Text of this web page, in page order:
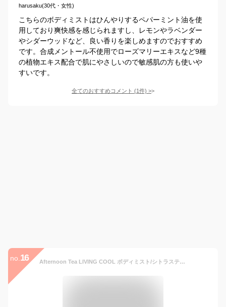
harusaku(30代・女性)
こちらのボディミストはひんやりするペパーミント油を使
用しており爽快感を感じられますし、レモンやラベンダー
やシダーウッドなど、良い香りを楽しめますのでおすすめ
です。合成メントール不使用でローズマリーエキスなど9種
の植物エキス配合で肌にやさしいので敏感肌の方も使いや
すいです。
全てのおすすめコメント (1件) >
no. 16 Afternoon Tea LIVING COOL ボディミスト/シトラスティー アフタヌーンティー・リビング ボディケア・オーラルケア ボディソープ